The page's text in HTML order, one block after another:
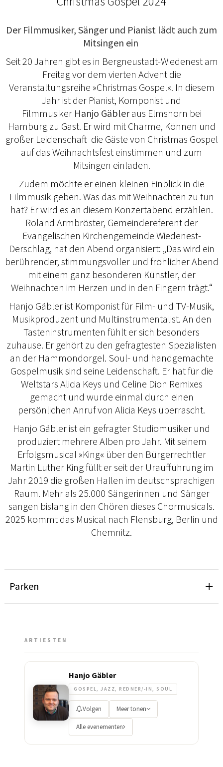
Der Filmmusiker, Sänger und Pianist lädt auch zum
Mitsingen ein
Seit 20 Jahren gibt es in Bergneustadt-Wiedenest am
Freitag vor dem vierten Advent die
Veranstaltungsreihe »Christmas Gospel«. In diesem
Jahr ist der Pianist, Komponist und
Filmmusiker Hanjo Gäbleraus Elmshorn bei
Hamburg zu Gast. Er wird mit Charme, Können und
großer Leidenschaft die Gäste von Christmas Gospel
auf das Weihnachtsfest einstimmen und zum
Mitsingen einladen.
Zudem möchte er einen kleinen Einblick in die
Filmmusik geben. Was das mit Weihnachten zu tun
hat? Er wird es an diesem Konzertabend erzählen.
Roland Armbröster, Gemeindereferent der
Evangelischen Kirchengemeinde Wiedenest-
Derschlag, hat den Abend organisiert: „Das wird ein
berührender, stimmungsvoller und fröhlicher Abend
mit einem ganz besonderen Künstler, der
Weihnachten im Herzen und in den Fingern trägt.“
Hanjo Gäbler ist Komponist für Film- und TV-Musik,
Musikproduzent und Multiinstrumentalist. An den
Tasteninstrumenten fühlt er sich besonders
zuhause. Er gehört zu den gefragtesten Spezialisten
an der Hammondorgel. Soul- und handgemachte
Gospelmusik sind seine Leidenschaft. Er hat für die
Weltstars Alicia Keys und Celine Dion Remixes
gemacht und wurde einmal durch einen
persönlichen Anruf von Alicia Keys überrascht.
Hanjo Gäbler ist ein gefragter Studiomusiker und
produziert mehrere Alben pro Jahr. Mit seinem
Erfolgsmusical »King« über den Bürgerrechtler
Martin Luther King füllt er seit der Uraufführung im
Jahr 2019 die großen Hallen im deutschsprachigen
Raum. Mehr als 25.000 Sängerinnen und Sänger
sangen bislang in den Chören dieses Chormusicals.
2025 kommt das Musical nach Flensburg, Berlin und
Chemnitz.
Parken
ARTIESTEN
Hanjo Gäbler
GOSPEL, JAZZ, REDNER/-IN, SOUL
Volgen Meer tonen
Alle evenementen